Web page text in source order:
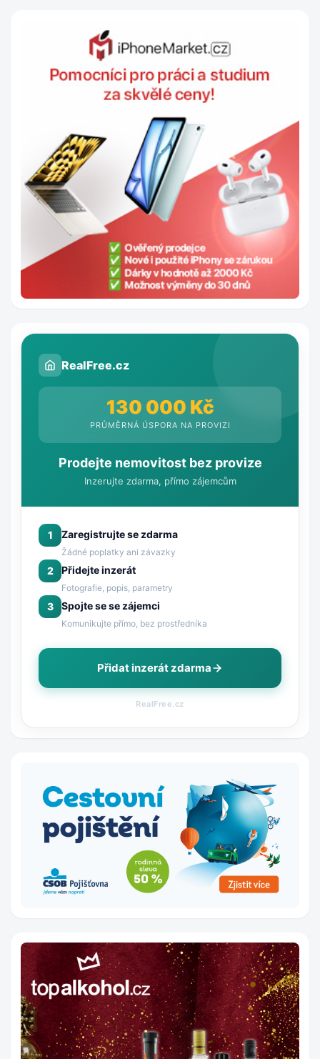
RealFree.cz
130 000 Kč
PRŮMĚRNÁ ÚSPORA NA PROVIZI
Prodejte nemovitost bez provize
Inzerujte zdarma, přímo zájemcům
1 Zaregistrujte se zdarma
Žádné poplatky ani závazky
2 Přidejte inzerát
Fotografie, popis, parametry
3 Spojte se se zájemci
Komunikujte přímo, bez prostředníka
Přidat inzerát zdarma
RealFree.cz